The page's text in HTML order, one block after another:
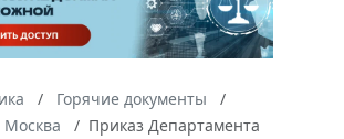
Горячие документы
Москва
Приказ Департамента